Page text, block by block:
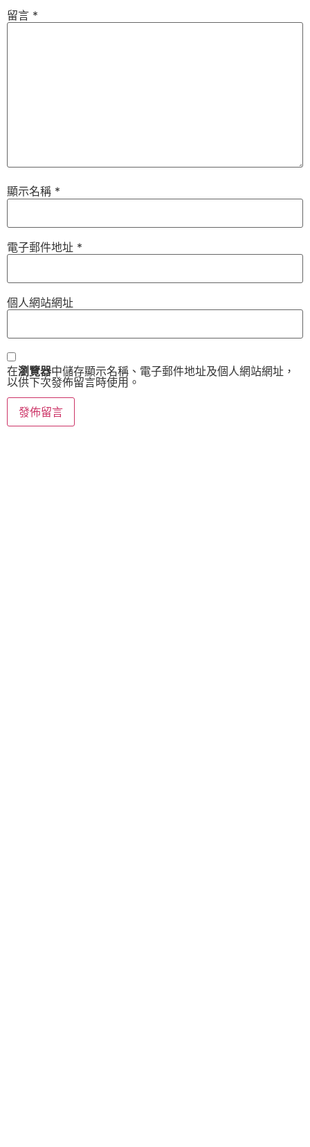
留言 *
顯示名稱 *
電子郵件地址 *
個人網站網址
在瀏覽器中儲存顯示名稱、電子郵件地址及個人網站網址，
以供下次發佈留言時使用。